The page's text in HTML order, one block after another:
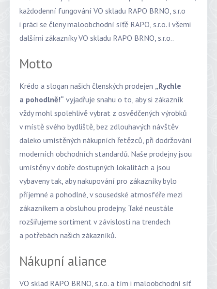
každodenní fungování VO skladu RAPO BRNO, s.r.o
i práci se členy maloobchodní síťě RAPO, s.r.o. i všemi
dalšími zákazníky VO skladu RAPO BRNO, s.r.o..
Motto
Krédo a slogan našich členských prodejen „Rychle
a pohodlně!“ vyjadřuje snahu o to, aby si zákazník
vždy mohl spolehlivě vybrat z osvědčených výrobků
v místě svého bydliště, bez zdlouhavých návštěv
daleko umístěných nákupních řetězců, při dodržování
moderních obchodních standardů. Naše prodejny jsou
umístěny v dobře dostupných lokalitách a jsou
vybaveny tak, aby nakupování pro zákazníky bylo
příjemné a pohodlné, v sousedské atmosféře mezi
zákazníkem a obsluhou prodejny. Také neustále
rozšiřujeme sortiment v závislosti na trendech
a potřebách našich zákazníků.
Nákupní aliance
VO sklad RAPO BRNO, s.r.o. a tím i maloobchodní síť